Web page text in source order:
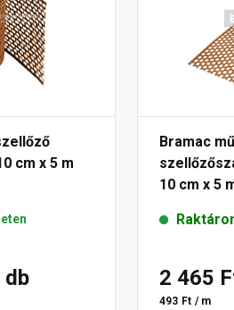
cm x 5 m
db
Bramac
10 cm x 5
2 465
493 Ft / m